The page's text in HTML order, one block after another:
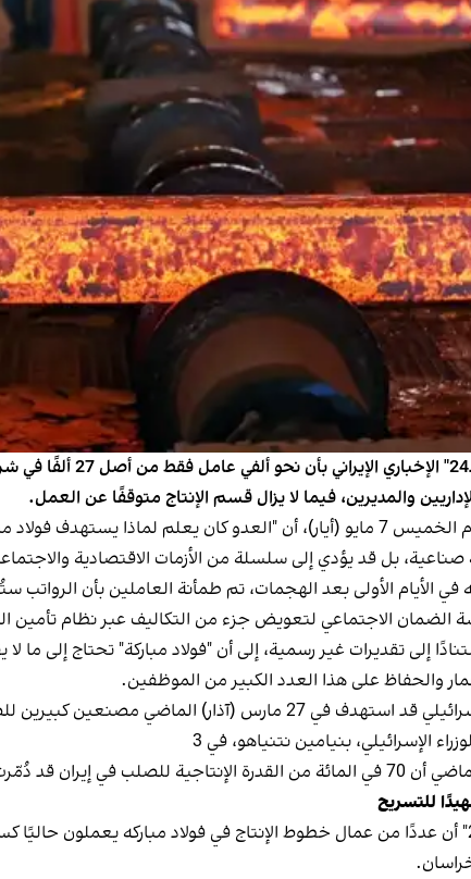
أفاد موقع
والمديرين، فيما لا يزال قسم الإنتاج متوقفًا عن العمل.
وكتب الموقع، يوم الخميس 7 مايو (أيار)، أن "العدو كان يعلم
بل قد يؤدي إلى سلسلة من الأزمات الاقتصادية
في الأيام الأولى بعد الهجمات، تم طمأنة العاملين بأن
الضمان الاجتماعي لتعويض جزء من التكاليف عبر نظام تأمين
إلى تقديرات غير رسمية، إلى أن "فولاد مباركة" تحتاج
والحفاظ على هذا العدد الكبير من الموظفين.
كبيرين للصلب في إيران، هما فولاد مباركه في أصفهان وفولاد خوزستان في الأهواز.
الإسرائيلي، بنيامين نتنياهو، في 3
للصلب في إيران قد دُمّرت.
للتسريح
وأضاف "رويداد24" أن عددًا من عمال خطوط الإنتاج في فولاد مباركه